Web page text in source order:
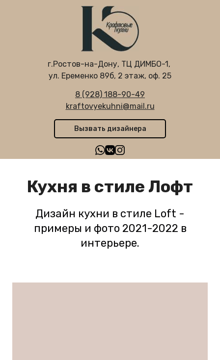
г.Ростов-на-Дону, ТЦ ДИМБО-1,
ул. Еременко 89б, 2 этаж, оф. 25
8 (928) 188-90-49
kraftovyekuhni@mail.ru
Вызвать дизайнера
Кухня в стиле Лофт
Дизайн кухни в стиле Loft -
примеры и фото 2021-2022 в
интерьере.